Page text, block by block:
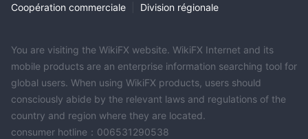
Coopération commerciale Division régionale
You are visiting the WikiFX website. WikiFX Internet and its
mobile products are an enterprise information searching tool for
global users. When using WikiFX products, users should
consciously abide by the relevant laws and regulations of the
country and region where they are located.
consumer hotline：006531290538